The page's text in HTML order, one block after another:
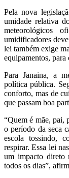
Pela nova
umidade relativa
meteorológicos
umidificadores
lei também exige
equipamentos,
Para Janaina, a
política pública.
conforto, mas de
que passam boa
“Quem é mãe, pai,
o período da seca
escola tossindo,
respirar. Essa lei
um impacto direto
todos os dias”,